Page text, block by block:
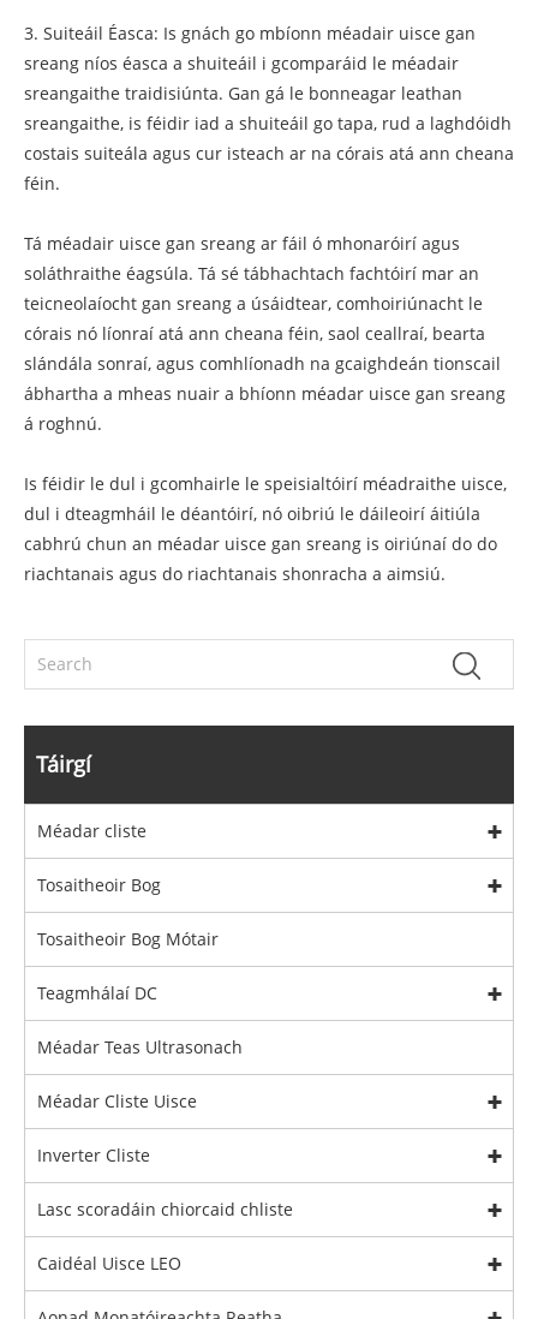
3. Suiteáil Éasca: Is gnách go mbíonn méadair uisce gan
sreang níos éasca a shuiteáil i gcomparáid le méadair
sreangaithe traidisiúnta. Gan gá le bonneagar leathan
sreangaithe, is féidir iad a shuiteáil go tapa, rud a laghdóidh
costais suiteála agus cur isteach ar na córais atá ann cheana
féin.
Tá méadair uisce gan sreang ar fáil ó mhonaróirí agus
soláthraithe éagsúla. Tá sé tábhachtach fachtóirí mar an
teicneolaíocht gan sreang a úsáidtear, comhoiriúnacht le
córais nó líonraí atá ann cheana féin, saol ceallraí, bearta
slándála sonraí, agus comhlíonadh na gcaighdeán tionscail
ábhartha a mheas nuair a bhíonn méadar uisce gan sreang
á roghnú.
Is féidir le dul i gcomhairle le speisialtóirí méadraithe uisce,
dul i dteagmháil le déantóirí, nó oibriú le dáileoirí áitiúla
cabhrú chun an méadar uisce gan sreang is oiriúnaí do do
riachtanais agus do riachtanais shonracha a aimsiú.
Táirgí
Méadar cliste
Tosaitheoir Bog
Tosaitheoir Bog Mótair
Teagmhálaí DC
Méadar Teas Ultrasonach
Méadar Cliste Uisce
Inverter Cliste
Lasc scoradáin chiorcaid chliste
Caidéal Uisce LEO